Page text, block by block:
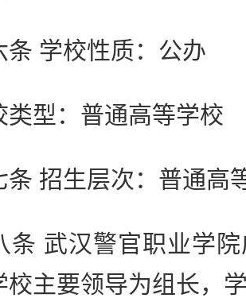
学校性质：公办
型：普通高等学校
招生层次：普通高
武汉警官职业学院
校主要领导为组长，